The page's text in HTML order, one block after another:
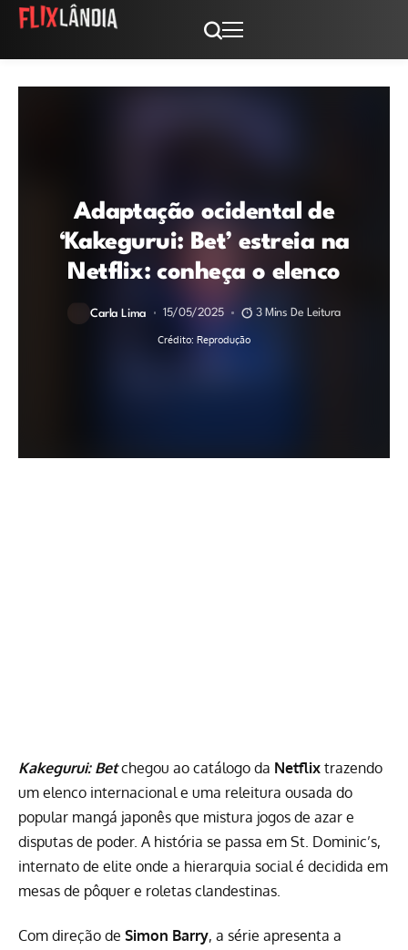
Adaptação ocidental de
‘Kakegurui: Bet’ estreia na
Netflix: conheça o elenco
Carla Lima 15/05/2025 3 Mins De Leitura
Crédito: Reprodução
Kakegurui: Bet chegou ao catálogo da Netflix trazendo
um elenco internacional e uma releitura ousada do
popular mangá japonês que mistura jogos de azar e
disputas de poder. A história se passa em St. Dominic’s,
internato de elite onde a hierarquia social é decidida em
mesas de pôquer e roletas clandestinas.
Com direção de Simon Barry, a série apresenta a